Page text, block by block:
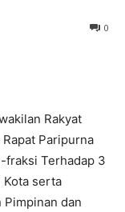
0
Rakyat
Paripurna
fraksi Terhadap 3
Kota serta
Pimpinan dan